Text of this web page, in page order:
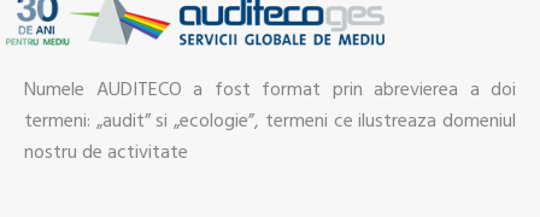
Numele AUDITECO a fost format prin abrevierea a doi
termeni: „audit” si „ecologie”, termeni ce ilustreaza domeniul
nostru de activitate